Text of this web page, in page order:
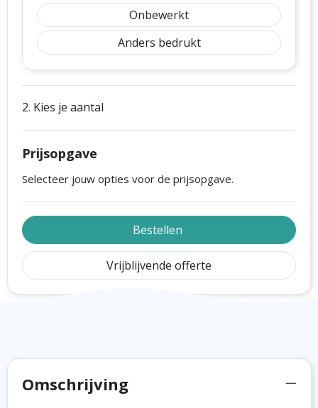
Onbewerkt
Anders bedrukt
2. Kies je aantal
Prijsopgave
Selecteer jouw opties voor de prijsopgave.
Bestellen
Vrijblijvende offerte
Omschrijving